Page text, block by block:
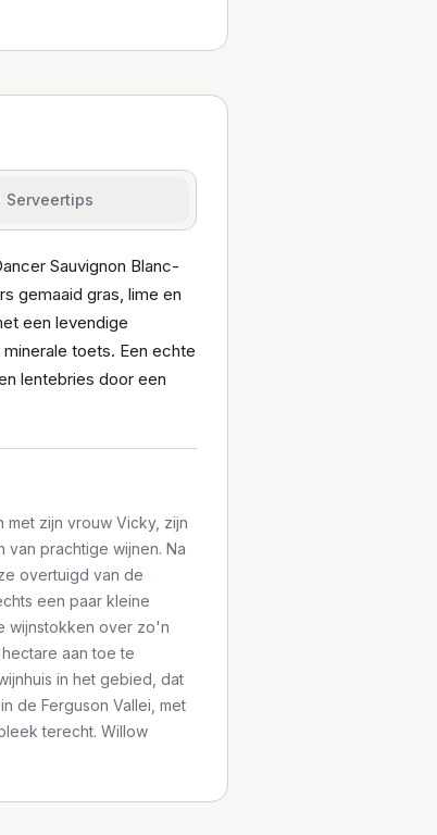
Serveertips
Sauvignon Blanc-
gemaaid gras, lime en
een levendige
toets. Een echte
lentebries door een
zijn vrouw Vicky, zijn
prachtige wijnen. Na
overtuigd van de
een paar kleine
wijnstokken over zo'n
aan toe te
in het gebied, dat
de Ferguson Vallei, met
terecht. Willow